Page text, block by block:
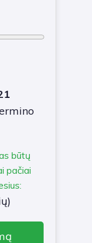
būtų
pačiai